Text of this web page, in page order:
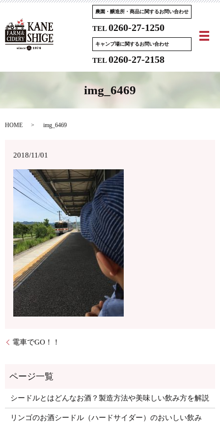
農園・醸造所・商品に関するお問い合わせ
TEL0260-27-1250
キャンプ場に関するお問い合わせ
TEL0260-27-2158
メ
img_6469
HOME img_6469
2018/11/01
電車でGO！！
シードルとはどんなお酒？製造方法や美味しい飲み方を解説
リンゴのお酒シードル（ハードサイダー）のおいしい飲み